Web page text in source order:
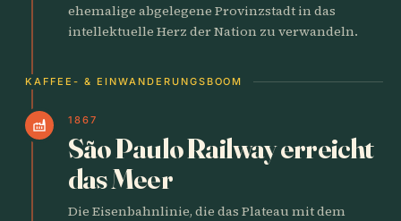
ehemalige abgelegene Provinzstadt in das
intellektuelle Herz der Nation zu verwandeln.
KAFFEE- & EINWANDERUNGSBOOM
factory 1867
São Paulo Railway erreicht
das Meer
Die Eisenbahnlinie, die das Plateau mit dem